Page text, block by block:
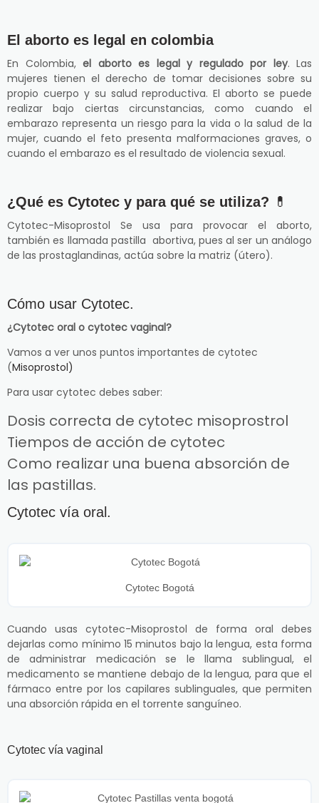
El aborto es legal en colombia
En Colombia, el aborto es legal y regulado por ley. Las
mujeres tienen el derecho de tomar decisiones sobre su
propio cuerpo y su salud reproductiva. El aborto se puede
realizar bajo ciertas circunstancias, como cuando el
embarazo representa un riesgo para la vida o la salud de la
mujer, cuando el feto presenta malformaciones graves, o
cuando el embarazo es el resultado de violencia sexual.
¿Qué es Cytotec y para qué se utiliza? 💊
Cytotec-Misoprostol Se usa para provocar el aborto,
también es llamada pastilla abortiva, pues al ser un análogo
de las prostaglandinas, actúa sobre la matriz (útero).
Cómo usar Cytotec.
¿Cytotec oral o cytotec vaginal?
Vamos a ver unos puntos importantes de cytotec
(Misoprostol)
Para usar cytotec debes saber:
Dosis correcta de cytotec misoprostrol
Tiempos de acción de cytotec
Como realizar una buena absorción de
las pastillas.
Cytotec vía oral.
Cytotec Bogotá
Cuando usas cytotec-Misoprostol de forma oral debes
dejarlas como mínimo 15 minutos bajo la lengua, esta forma
de administrar medicación se le llama sublingual, el
medicamento se mantiene debajo de la lengua, para que el
fármaco entre por los capilares sublinguales, que permiten
una absorción rápida en el torrente sanguíneo.
Cytotec vía vaginal